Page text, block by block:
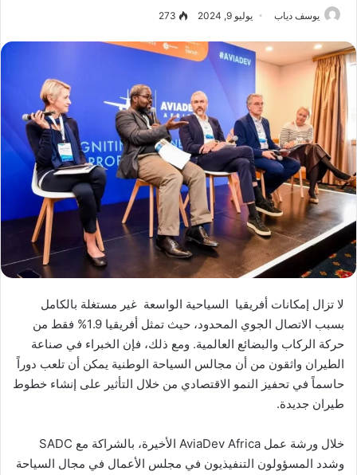
يوسف دياب يوليو 9, 2024 273
لا تزال إمكانات أفريقيا السياحية الواسعة غير مستغلة بالكامل
بسبب الاتصال الجوي المحدود، حيث تمثل أفريقيا 1.9% فقط من
حركة الركاب والبضائع العالمية. ومع ذلك، فإن الخبراء في صناعة
الطيران واثقون من أن مجالس السياحة الوطنية يمكن أن تلعب دوراً
حاسماً في تحفيز النمو الاقتصادي من خلال التأثير على إنشاء خطوط
طيران جديدة.
خلال ورشة عمل AviaDev Africa الأخيرة، بالشراكة مع SADC
وشدد المسؤولون التنفيذيون في مجلس الأعمال في مجال السياحة